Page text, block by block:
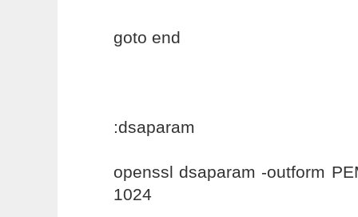
goto end
:dsaparam
openssl dsaparam -outform
1024